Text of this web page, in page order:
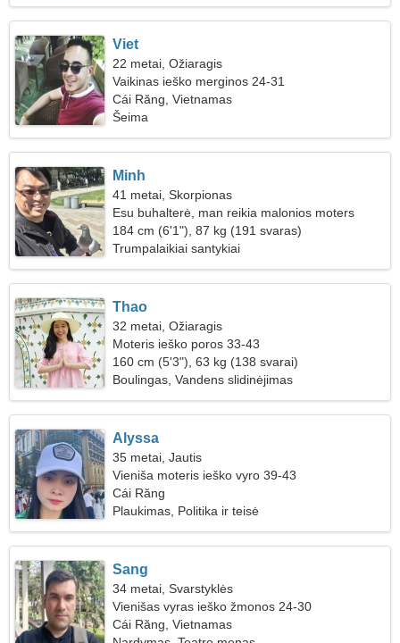
Viet
22 metai, Ožiaragis
Vaikinas ieško merginos 24-31
Cái Răng, Vietnamas
Šeima
Minh
41 metai, Skorpionas
Esu buhalterė, man reikia malonios moters
184 cm (6'1"), 87 kg (191 svaras)
Trumpalaikiai santykiai
Thao
32 metai, Ožiaragis
Moteris ieško poros 33-43
160 cm (5'3"), 63 kg (138 svarai)
Boulingas, Vandens slidinėjimas
Alyssa
35 metai, Jautis
Vieniša moteris ieško vyro 39-43
Cái Răng
Plaukimas, Politika ir teisė
Sang
34 metai, Svarstyklės
Vienišas vyras ieško žmonos 24-30
Cái Răng, Vietnamas